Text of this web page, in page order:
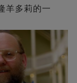
羊多莉的一